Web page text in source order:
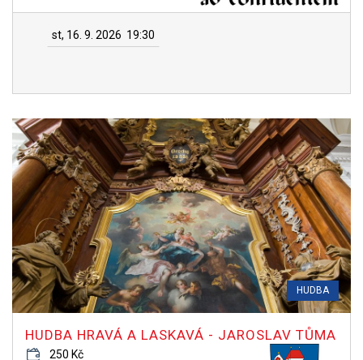
st, 16. 9. 2026 19:30
HUDBA
HUDBA HRAVÁ A LASKAVÁ - JAROSLAV TŮMA
250 Kč